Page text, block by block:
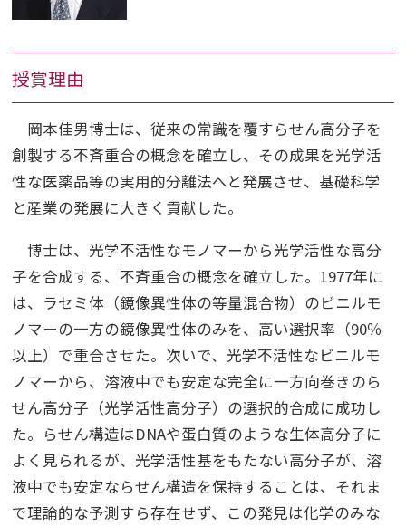
授賞理由
岡本佳男博士は、従来の常識を覆すらせん高分子を
創製する不斉重合の概念を確立し、その成果を光学活
性な医薬品等の実用的分離法へと発展させ、基礎科学
と産業の発展に大きく貢献した。
博士は、光学不活性なモノマーから光学活性な高分
子を合成する、不斉重合の概念を確立した。1977年に
は、ラセミ体（鏡像異性体の等量混合物）のビニルモ
ノマーの一方の鏡像異性体のみを、高い選択率（90％
以上）で重合させた。次いで、光学不活性なビニルモ
ノマーから、溶液中でも安定な完全に一方向巻きのら
せん高分子（光学活性高分子）の選択的合成に成功し
た。らせん構造はDNAや蛋白質のような生体高分子に
よく見られるが、光学活性基をもたない高分子が、溶
液中でも安定ならせん構造を保持することは、それま
で理論的な予測すら存在せず、この発見は化学のみな